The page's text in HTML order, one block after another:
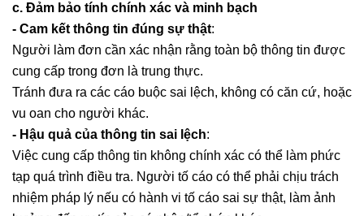
c. Đảm bảo tính chính xác và minh bạch
- Cam kết thông tin đúng sự thật:
Người làm đơn cần xác nhận rằng toàn bộ thông tin được
cung cấp trong đơn là trung thực.
Tránh đưa ra các cáo buộc sai lệch, không có căn cứ, hoặc
vu oan cho người khác.
- Hậu quả của thông tin sai lệch:
Việc cung cấp thông tin không chính xác có thể làm phức
tạp quá trình điều tra. Người tố cáo có thể phải chịu trách
nhiệm pháp lý nếu có hành vi tố cáo sai sự thật, làm ảnh